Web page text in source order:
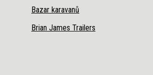
Bazar karavanů
Brian James Trailers